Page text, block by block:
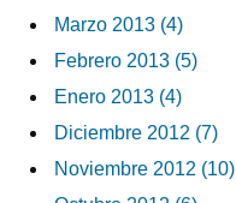
Marzo 2013 (4)
Febrero 2013 (5)
Enero 2013 (4)
Diciembre 2012 (7)
Noviembre 2012 (10)